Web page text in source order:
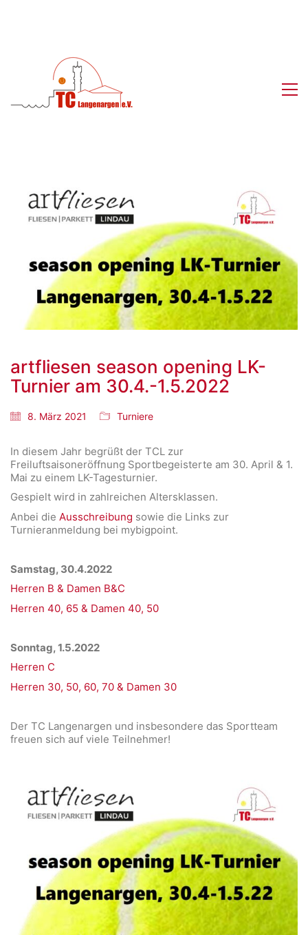
artfliesen season opening LK-
Turnier am 30.4.-1.5.2022
8. März 2021 Turniere
In diesem Jahr begrüßt der TCL zur
Freiluftsaisoneröffnung Sportbegeisterte am 30. April & 1.
Mai zu einem LK-Tagesturnier.
Gespielt wird in zahlreichen Altersklassen.
Anbei die Ausschreibung sowie die Links zur
Turnieranmeldung bei mybigpoint.
Samstag, 30.4.2022
Herren B & Damen B&C
Herren 40, 65 & Damen 40, 50
Sonntag, 1.5.2022
Herren C
Herren 30, 50, 60, 70 & Damen 30
Der TC Langenargen und insbesondere das Sportteam
freuen sich auf viele Teilnehmer!